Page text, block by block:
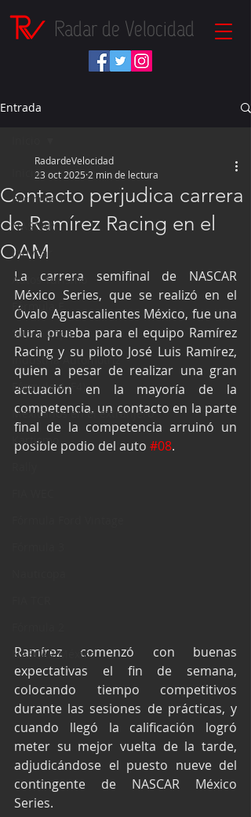
Radar de Velocidad
Entrada
Inicio
Fórmula 1
NASCAR
IndyCar
Autos Turismo
Fórmula E
Súper Copa
Industria Automotriz
Fórmula 4 (F4)
Mexicanos en el extranjero
Kartismo
NASCAR México
Contacto perjudica carrera
de Ramírez Racing en el
OAM
RadardeVelocidad
23 oct 2025 2 min de lectura
La carrera semifinal de NASCAR
México Series, que se realizó en el
Óvalo Aguascalientes México, fue una
dura prueba para el equipo Ramírez
Racing y su piloto José Luis Ramírez,
quien a pesar de realizar una gran
actuación en la mayoría de la
competencia, un contacto en la parte
final de la competencia arruinó un
posible podio del auto #08.
Ramírez comenzó con buenas
expectativas el fin de semana,
colocando tiempo competitivos
durante las sesiones de prácticas, y
cuando llegó la calificación logró
meter su mejor vuelta de la tarde,
adjudicándose el puesto nueve del
contingente de NASCAR México
Series.